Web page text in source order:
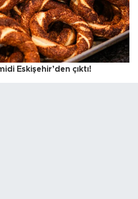
Eskişehir’den çıktı!